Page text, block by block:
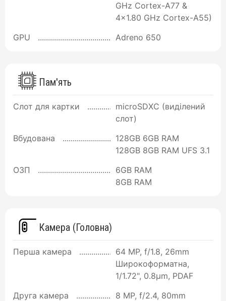
GHz Cortex-A77 &
4x1.80 GHz Cortex-A55)
GPU
Adreno 650
Пам'ять
Слот для картки
microSDXC (виділений
слот)
Вбудована
128GB 6GB RAM
128GB 8GB RAM UFS 3.1
ОЗП
6GB RAM
8GB RAM
Камера (Головна)
Перша камера
64 MP, f/1.8, 26mm
Широкоформатна,
1/1.72", 0.8µm, PDAF
Друга камера
8 MP, f/2.4, 80mm